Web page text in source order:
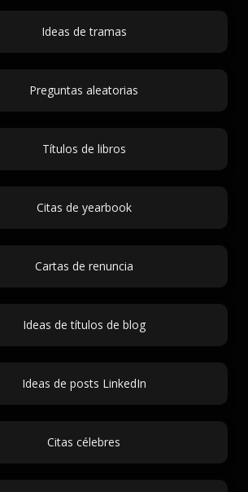
Ideas de tramas
Preguntas aleatorias
Títulos de libros
Citas de yearbook
Cartas de renuncia
Ideas de títulos de blog
Ideas de posts LinkedIn
Citas célebres